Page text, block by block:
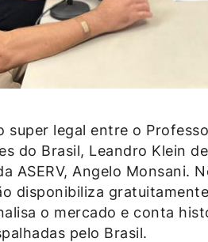
super legal entre o
do Brasil, Leandro Klein
ASERV, Angelo Monsani.
disponibiliza
o mercado e conta
pelo Brasil.